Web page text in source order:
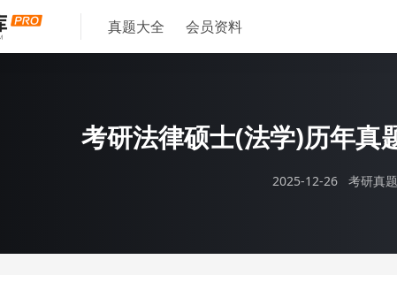
真题大全 会员资料
考研法律硕士(法学)历年真
2025-12-26 考研真题